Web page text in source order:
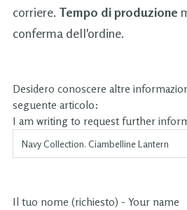
corriere. Tempo di produzione
conferma dell'ordine.
Desidero conoscere altre
seguente articolo:
I am writing to request further
Il tuo nome (richiesto) - Your name